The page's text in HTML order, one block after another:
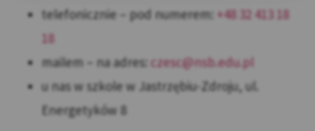
telefonicznie – pod numerem: +48 32 413 18
18
mailem – na adres: czesc@nsb.edu.pl
u nas w szkole w Jastrzębiu-Zdroju, ul.
Energetyków 8